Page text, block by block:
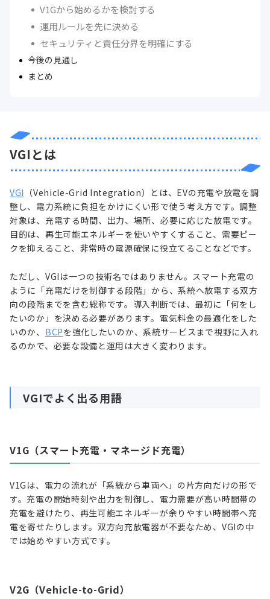
V1Gから始めるかを検討する
運用ルールを先に決める
セキュリティと責任分界を明確にする
今後の見通し
まとめ
VGIとは
VGI （Vehicle-Grid Integration）とは、EVの充電や放電を調
整し、電力系統に負担をかけにくい形で使う考え方です。調整
対象は、充電する時間、出力、場所、必要に応じた放電です。
目的は、再生可能エネルギーを使いやすくすること、需要ピー
クを抑えること、非常時の電源確保に役立てることなどです。
ただし、VGIは一つの技術名ではありません。スマート充電の
ように「充電だけを制御する段階」から、系統へ放電する双方
向の段階までを含む総称です。導入判断では、最初に「何をし
たいのか」を決める必要があります。電気料金の最適化をした
いのか、 BCPを強化したいのか、系統サービスまで視野に入れ
るのかで、必要な設備と運用は大きく変わります。
VGIでよく出る用語
V1G（スマート充電・マネージド充電）
V1Gは、電力の流れが「系統から車両へ」の片方向だけの形で
す。充電の開始時刻や出力を制御し、電力需要が高い時間帯の
充電を避けたり、再生可能エネルギーが余りやすい時間帯へ充
電を寄せたりします。双方向充放電器が不要なため、VGIの中
では始めやすい方式です。
V2G（Vehicle-to-Grid）